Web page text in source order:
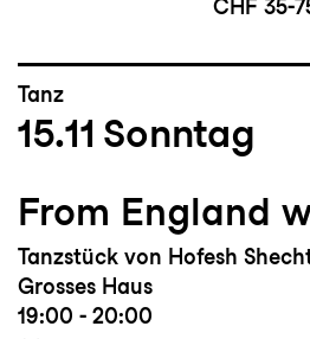
CHF 35-
Tanz
15.11 Sonntag
From England
Tanzstück von Hofesh
Grosses Haus
19:00 - 20:00